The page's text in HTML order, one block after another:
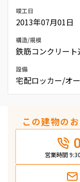
竣工日
2013年07月01日
構造/規模
鉄筋コンクリー
設備
宅配ロッカー/オ
この建物の
営業時間